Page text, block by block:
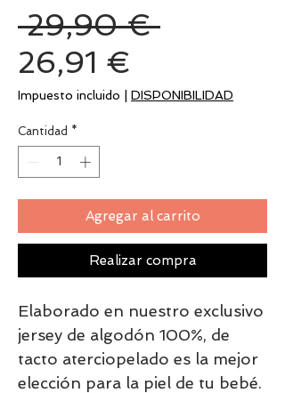
29,90 € Precio
26,91 €
de
Impuesto incluido DISPONIBILIDAD
Cantidad *
Agregar al carrito
Realizar compra
Elaborado en nuestro exclusivo
jersey de algodón 100%, de
tacto aterciopelado es la mejor
elección para la piel de tu bebé.